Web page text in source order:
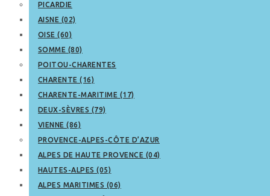
PICARDIE
AISNE (02)
OISE (60)
SOMME (80)
POITOU-CHARENTES
CHARENTE (16)
CHARENTE-MARITIME (17)
DEUX-SÈVRES (79)
VIENNE (86)
PROVENCE-ALPES-CÔTE D’AZUR
ALPES DE HAUTE PROVENCE (04)
HAUTES-ALPES (05)
ALPES MARITIMES (06)